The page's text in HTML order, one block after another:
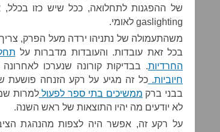
של ההפגנות לתחלואה, ככל שיש כזו בכלל,
gaslighting לאומי.
משהתעמולה של נתניהו ירדה מעל הפרק,
בכל זאת עובדות. והעובדות מדברות על
החרדיות. בבדיקות קורונה שנערכו
חיוביות.כל זה מגיע על רקע הזנחה פושעת
בבני ברק ממשיכים בתי ספר לפעוללמרות
לא יודעים מה יהיו התוצאות של ראש השנה.
על רקע זה, אפשר היה לצפות מהנהגת